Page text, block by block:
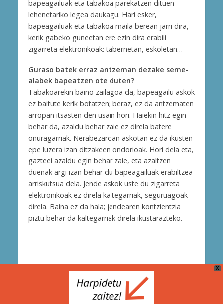
bapeagailuak eta tabakoa parekatzen dituen
lehenetariko legea daukagu. Hari esker,
bapeagailuak eta tabakoa maila berean jarri dira,
kerik gabeko guneetan ere ezin dira erabili
zigarreta elektronikoak: tabernetan, eskoletan…
Guraso batek erraz antzeman dezake seme-
alabek bapeatzen ote duten?
Tabakoarekin baino zailagoa da, bapeagailu askok
ez baitute kerik botatzen; beraz, ez da antzematen
arropan itsasten den usain hori. Haiekin hitz egin
behar da, azaldu behar zaie ez direla batere
onuragarriak. Nerabezaroan askotan ez da ikusten
epe luzera izan ditzakeen ondorioak. Hori dela eta,
gazteei azaldu egin behar zaie, eta azaltzen
duenak argi izan behar du bapeagailuak erabiltzea
arriskutsua dela. Jende askok uste du zigarreta
elektronikoak ez direla kaltegarriak, seguruagoak
direla. Baina ez da hala; jendearen kontzientzia
piztu behar da kaltegarriak direla ikustarazteko.
Bidera Zerbitzuak (Berria Taldea)
X